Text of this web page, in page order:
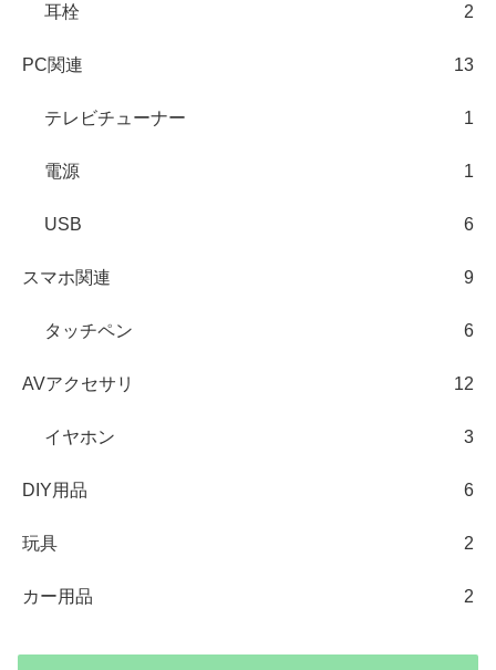
耳栓 2
PC関連 13
テレビチューナー 1
電源 1
USB 6
スマホ関連 9
タッチペン 6
AVアクセサリ 12
イヤホン 3
DIY用品 6
玩具 2
カー用品 2